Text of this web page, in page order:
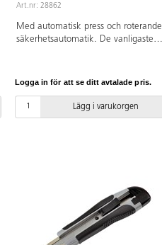
Art.nr: 28862
Med automatisk press och roterande
säkerhetsautomatik. De vanligaste
3,5 mm = ca 35 ark. Storlek:
Logga in för att se ditt avtalade pris.
Lägg i varukorgen